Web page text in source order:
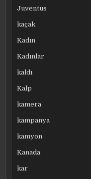
Juventus
kaçak
Kadın
Kadınlar
kaldı
Kalp
kamera
kampanya
kamyon
Kanada
kar